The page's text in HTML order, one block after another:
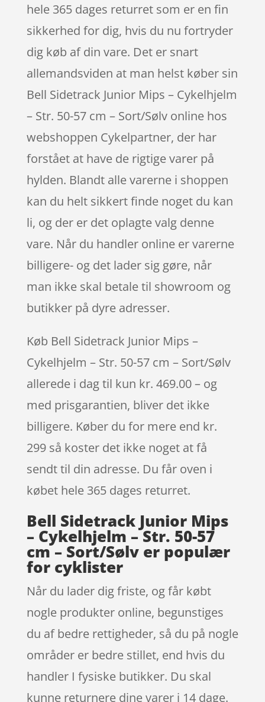
hele 365 dages returret som er en fin
sikkerhed for dig, hvis du nu fortryder
dig køb af din vare. Det er snart
allemandsviden at man helst køber sin
Bell Sidetrack Junior Mips – Cykelhjelm
– Str. 50-57 cm – Sort/Sølv online hos
webshoppen Cykelpartner, der har
forstået at have de rigtige varer på
hylden. Blandt alle varerne i shoppen
kan du helt sikkert finde noget du kan
li, og der er det oplagte valg denne
vare. Når du handler online er varerne
billigere- og det lader sig gøre, når
man ikke skal betale til showroom og
butikker på dyre adresser.
Køb Bell Sidetrack Junior Mips –
Cykelhjelm – Str. 50-57 cm – Sort/Sølv
allerede i dag til kun kr. 469.00 – og
med prisgarantien, bliver det ikke
billigere. Køber du for mere end kr.
299 så koster det ikke noget at få
sendt til din adresse. Du får oven i
købet hele 365 dages returret.
Bell Sidetrack Junior Mips
– Cykelhjelm – Str. 50-57
cm – Sort/Sølv er populær
for cyklister
Når du lader dig friste, og får købt
nogle produkter online, begunstiges
du af bedre rettigheder, så du på nogle
områder er bedre stillet, end hvis du
handler I fysiske butikker. Du skal
kunne returnere dine varer i 14 dage.